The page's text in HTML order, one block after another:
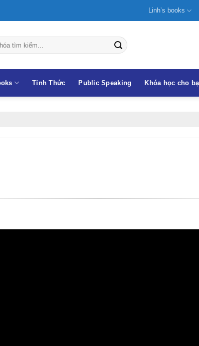
Linh’s books
Tỉnh Thức Public Speaking Khóa học cho